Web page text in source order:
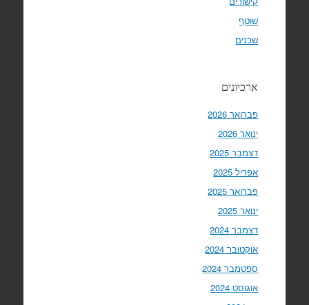
שוטף
שכנים
ארכיונים
פברואר 2026
ינואר 2026
דצמבר 2025
אפריל 2025
פברואר 2025
ינואר 2025
דצמבר 2024
אוקטובר 2024
ספטמבר 2024
אוגוסט 2024